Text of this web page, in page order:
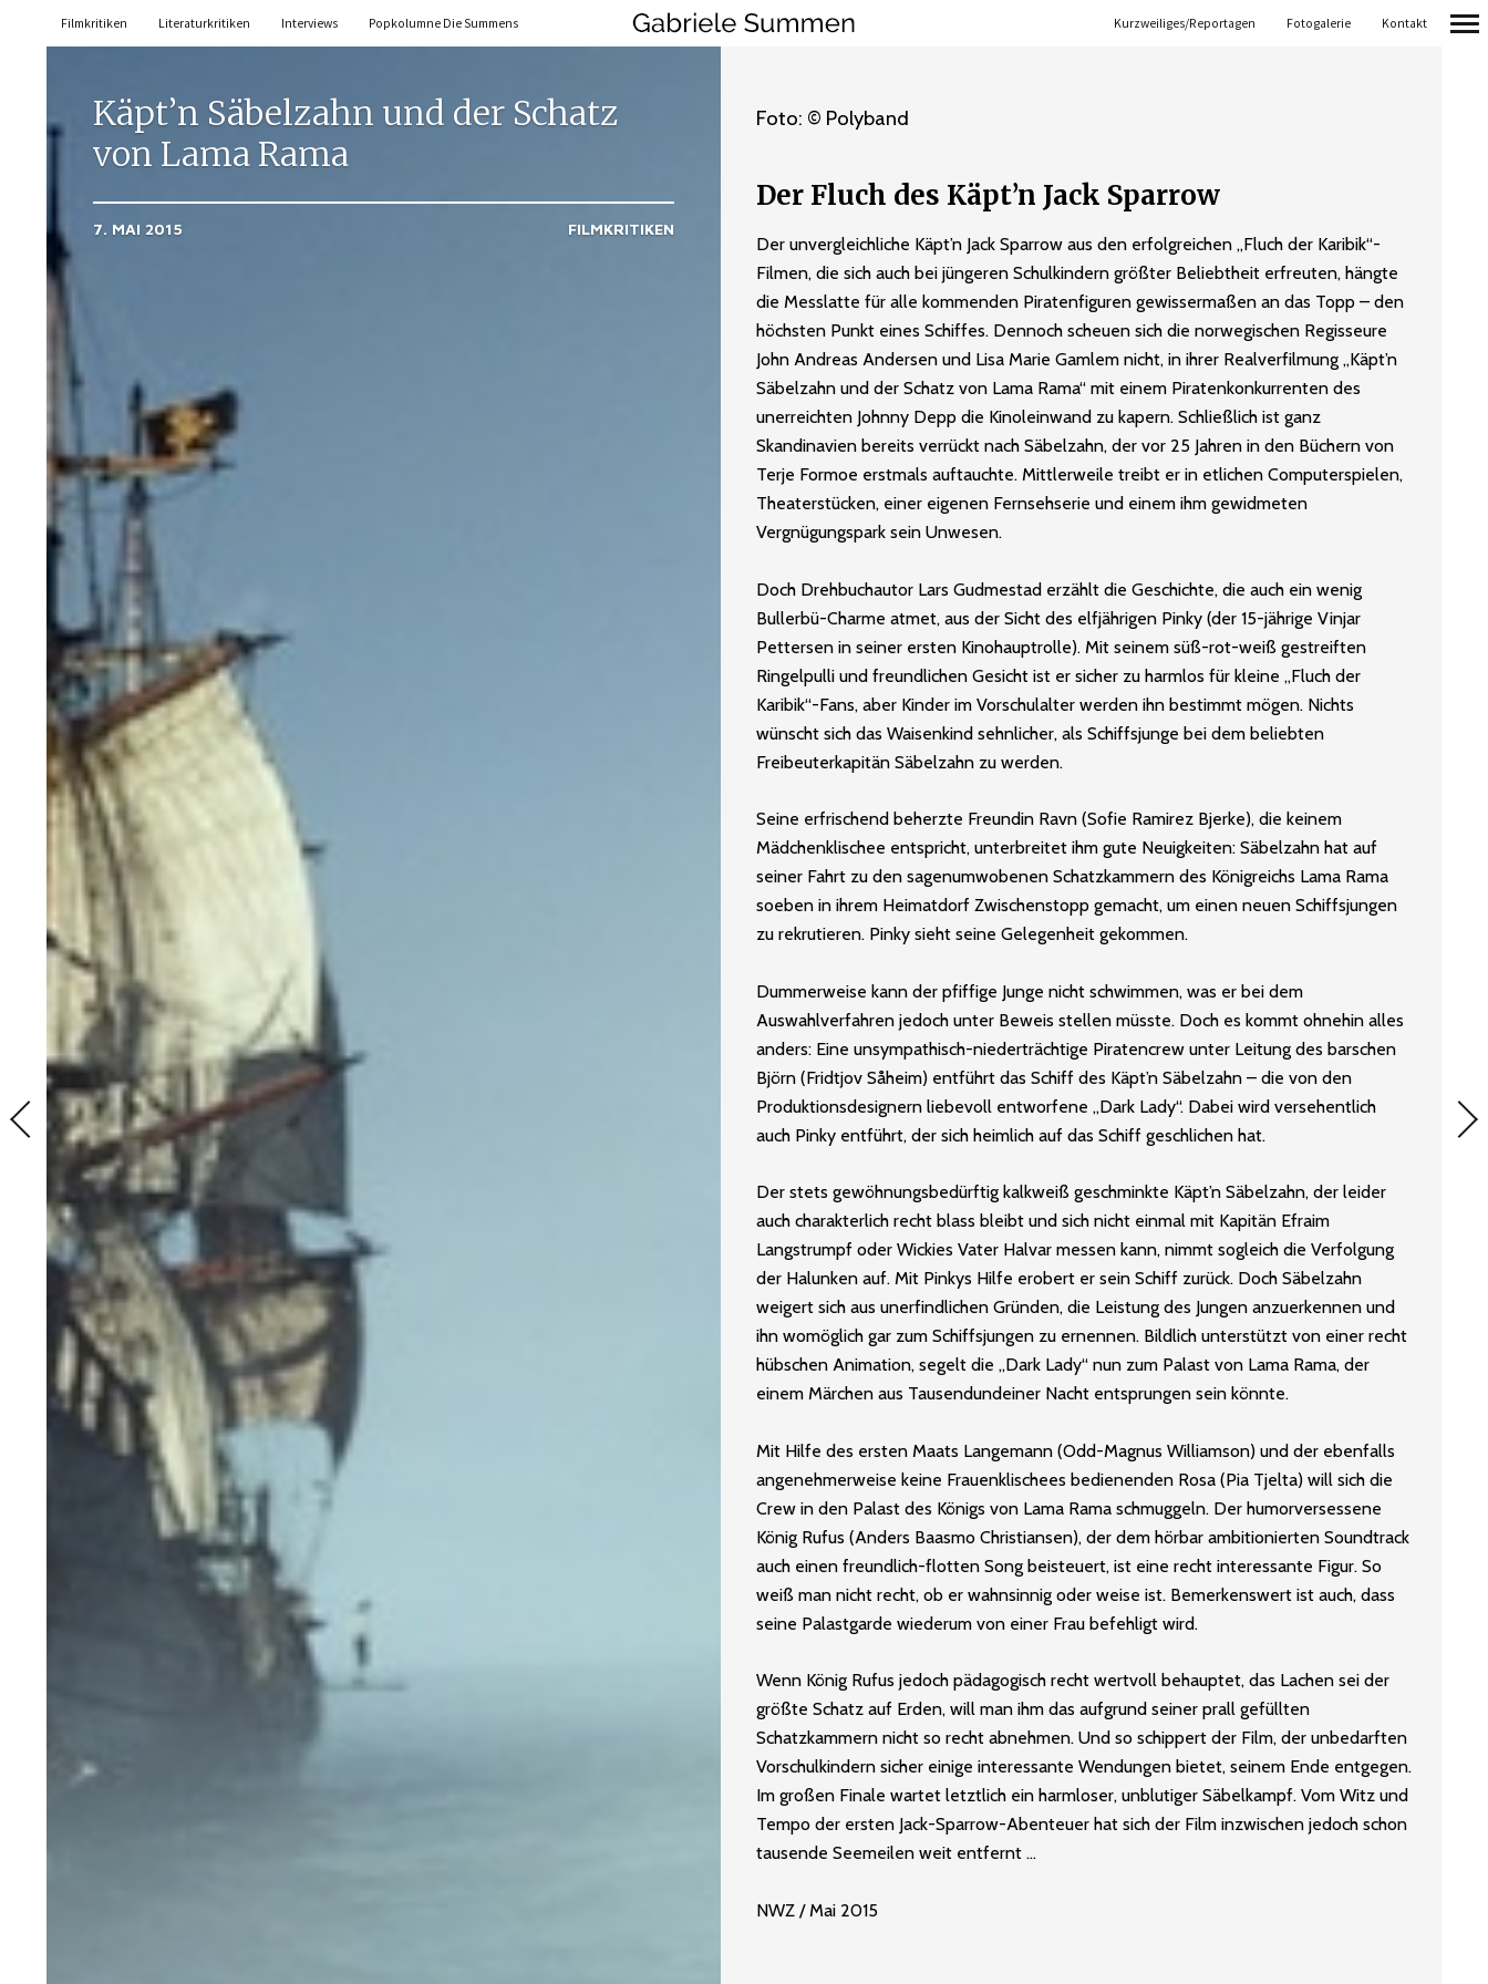
Filmkritiken Literaturkritiken Interviews Popkolumne Die Summens Kurzweiliges/Reportagen Fotogalerie Kontakt
Käpt’n Säbelzahn und der Schatz
von Lama Rama
7. MAI 2015 FILMKRITIKEN
Foto: © Polyband
Der Fluch des Käpt’n Jack Sparrow
Der unvergleichliche Käpt’n Jack Sparrow aus den erfolgreichen „Fluch der Karibik“-
Filmen, die sich auch bei jüngeren Schulkindern größter Beliebtheit erfreuten, hängte
die Messlatte für alle kommenden Piratenfiguren gewissermaßen an das Topp – den
höchsten Punkt eines Schiffes. Dennoch scheuen sich die norwegischen Regisseure
John Andreas Andersen und Lisa Marie Gamlem nicht, in ihrer Realverfilmung „Käpt’n
Säbelzahn und der Schatz von Lama Rama“ mit einem Piratenkonkurrenten des
unerreichten Johnny Depp die Kinoleinwand zu kapern. Schließlich ist ganz
Skandinavien bereits verrückt nach Säbelzahn, der vor 25 Jahren in den Büchern von
Terje Formoe erstmals auftauchte. Mittlerweile treibt er in etlichen Computerspielen,
Theaterstücken, einer eigenen Fernsehserie und einem ihm gewidmeten
Vergnügungspark sein Unwesen.
Doch Drehbuchautor Lars Gudmestad erzählt die Geschichte, die auch ein wenig
Bullerbü-Charme atmet, aus der Sicht des elfjährigen Pinky (der 15-jährige Vinjar
Pettersen in seiner ersten Kinohauptrolle). Mit seinem süß-rot-weiß gestreiften
Ringelpulli und freundlichen Gesicht ist er sicher zu harmlos für kleine „Fluch der
Karibik“-Fans, aber Kinder im Vorschulalter werden ihn bestimmt mögen. Nichts
wünscht sich das Waisenkind sehnlicher, als Schiffsjunge bei dem beliebten
Freibeuterkapitän Säbelzahn zu werden.
Seine erfrischend beherzte Freundin Ravn (Sofie Ramirez Bjerke), die keinem
Mädchenklischee entspricht, unterbreitet ihm gute Neuigkeiten: Säbelzahn hat auf
seiner Fahrt zu den sagenumwobenen Schatzkammern des Königreichs Lama Rama
soeben in ihrem Heimatdorf Zwischenstopp gemacht, um einen neuen Schiffsjungen
zu rekrutieren. Pinky sieht seine Gelegenheit gekommen.
Dummerweise kann der pfiffige Junge nicht schwimmen, was er bei dem
Auswahlverfahren jedoch unter Beweis stellen müsste. Doch es kommt ohnehin alles
anders: Eine unsympathisch-niederträchtige Piratencrew unter Leitung des barschen
Björn (Fridtjov Såheim) entführt das Schiff des Käpt’n Säbelzahn – die von den
Produktionsdesignern liebevoll entworfene „Dark Lady“. Dabei wird versehentlich
auch Pinky entführt, der sich heimlich auf das Schiff geschlichen hat.
Der stets gewöhnungsbedürftig kalkweiß geschminkte Käpt’n Säbelzahn, der leider
auch charakterlich recht blass bleibt und sich nicht einmal mit Kapitän Efraim
Langstrumpf oder Wickies Vater Halvar messen kann, nimmt sogleich die Verfolgung
der Halunken auf. Mit Pinkys Hilfe erobert er sein Schiff zurück. Doch Säbelzahn
weigert sich aus unerfindlichen Gründen, die Leistung des Jungen anzuerkennen und
ihn womöglich gar zum Schiffsjungen zu ernennen. Bildlich unterstützt von einer recht
hübschen Animation, segelt die „Dark Lady“ nun zum Palast von Lama Rama, der
einem Märchen aus Tausendundeiner Nacht entsprungen sein könnte.
Mit Hilfe des ersten Maats Langemann (Odd-Magnus Williamson) und der ebenfalls
angenehmerweise keine Frauenklischees bedienenden Rosa (Pia Tjelta) will sich die
Crew in den Palast des Königs von Lama Rama schmuggeln. Der humorversessene
König Rufus (Anders Baasmo Christiansen), der dem hörbar ambitionierten Soundtrack
auch einen freundlich-flotten Song beisteuert, ist eine recht interessante Figur. So
weiß man nicht recht, ob er wahnsinnig oder weise ist. Bemerkenswert ist auch, dass
seine Palastgarde wiederum von einer Frau befehligt wird.
Wenn König Rufus jedoch pädagogisch recht wertvoll behauptet, das Lachen sei der
größte Schatz auf Erden, will man ihm das aufgrund seiner prall gefüllten
Schatzkammern nicht so recht abnehmen. Und so schippert der Film, der unbedarften
Vorschulkindern sicher einige interessante Wendungen bietet, seinem Ende entgegen.
Im großen Finale wartet letztlich ein harmloser, unblutiger Säbelkampf. Vom Witz und
Tempo der ersten Jack-Sparrow-Abenteuer hat sich der Film inzwischen jedoch schon
tausende Seemeilen weit entfernt …
NWZ / Mai 2015